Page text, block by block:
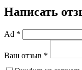
Написать
Ad *
Ваш отзыв *